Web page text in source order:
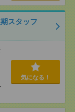
期スタッフ
気になる！